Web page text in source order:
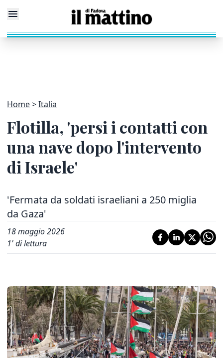
Home Italia
Flotilla, 'persi i contatti con
una nave dopo l'intervento
di Israele'
'Fermata da soldati israeliani a 250 miglia
da Gaza'
18 maggio 2026
1' di lettura